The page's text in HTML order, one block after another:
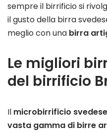
sempre il birrificio si
il gusto della birra
meglio con una birra
Le migliori
del birrificio
Il microbirrificio
vasta gamma di birre